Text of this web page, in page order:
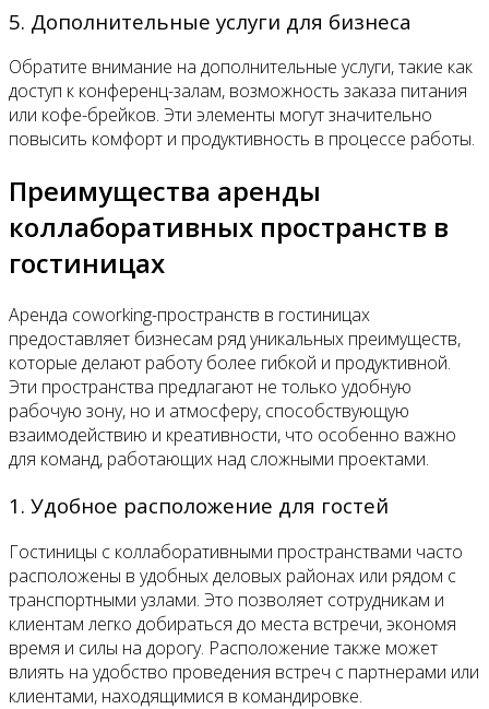
5. Дополнительные услуги для бизнеса
Обратите внимание на дополнительные услуги, такие как
доступ к конференц-залам, возможность заказа питания
или кофе-брейков. Эти элементы могут значительно
повысить комфорт и продуктивность в процессе работы.
Преимущества аренды
коллаборативных пространств в
гостиницах
Аренда coworking-пространств в гостиницах
предоставляет бизнесам ряд уникальных преимуществ,
которые делают работу более гибкой и продуктивной.
Эти пространства предлагают не только удобную
рабочую зону, но и атмосферу, способствующую
взаимодействию и креативности, что особенно важно
для команд, работающих над сложными проектами.
1. Удобное расположение для гостей
Гостиницы с коллаборативными пространствами часто
расположены в удобных деловых районах или рядом с
транспортными узлами. Это позволяет сотрудникам и
клиентам легко добираться до места встречи, экономя
время и силы на дорогу. Расположение также может
влиять на удобство проведения встреч с партнерами или
клиентами, находящимися в командировке.